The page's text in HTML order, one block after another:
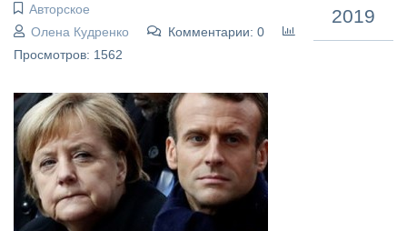
Авторское
Олена Кудренко
Комментарии: 0
Просмотров: 1562
2019